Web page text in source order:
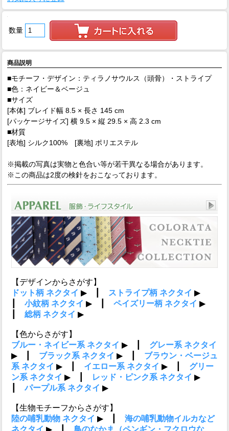
数量
商品説明
■モチーフ・デザイン：ティラノサウルス（頭骨）・ストライプ
■色：ネイビー＆ベージュ
■サイズ
[本体] ブレイド幅 8.5 × 長さ 145 cm
[パッケージサイズ] 横 9.5 × 縦 29.5 × 高 2.3 cm
■材質
[表地] シルク100% [裏地] ポリエステル
※掲載の写真は実物と色合い等が若干異なる場合があります。
※この商品は2度の検針をおこなっております。